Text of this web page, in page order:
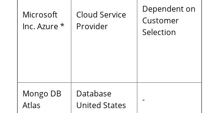
Microsoft
Inc. Azure *
Cloud Service
Provider
Dependent on
Customer
Selection
Mongo DB
Atlas
Database
United States
-